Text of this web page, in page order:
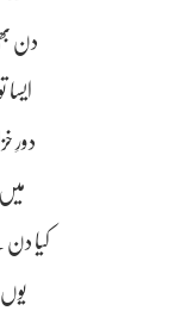
دن
دورِ
کیا دن
یوں